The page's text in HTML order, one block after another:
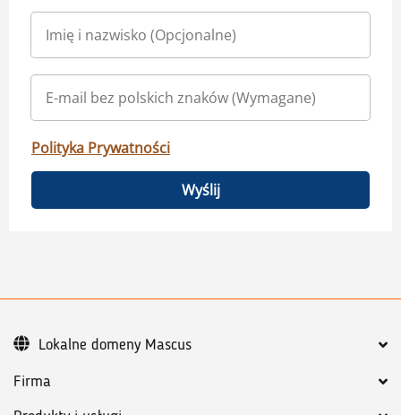
Polityka Prywatności
Wyślij
Firma
Lokalne domeny Mascus